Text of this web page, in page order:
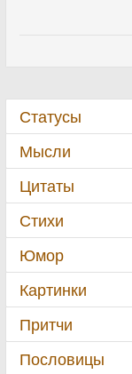
Статусы
Мысли
Цитаты
Стихи
Юмор
Картинки
Притчи
Пословицы